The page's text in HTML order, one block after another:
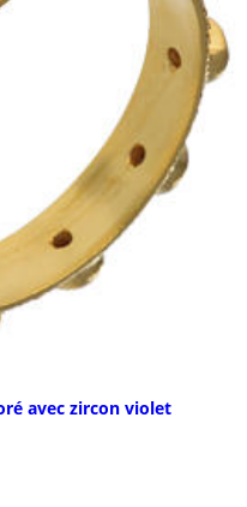
avec zircon violet